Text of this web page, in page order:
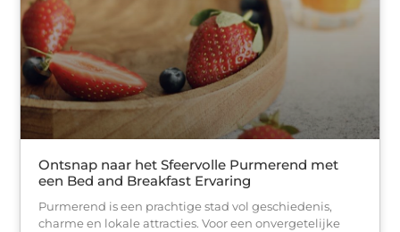
Ontsnap naar het Sfeervolle Purmerend met
een Bed and Breakfast Ervaring
Purmerend is een prachtige stad vol geschiedenis,
charme en lokale attracties. Voor een onvergetelijke